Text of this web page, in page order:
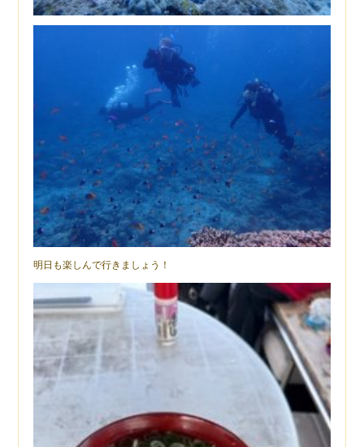
明日も楽しんで行きましょう！